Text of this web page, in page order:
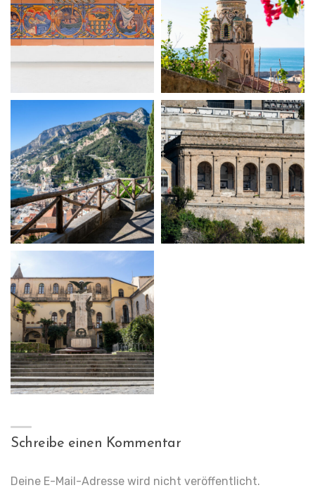
Schreibe einen Kommentar
Deine E-Mail-Adresse wird nicht veröffentlicht.